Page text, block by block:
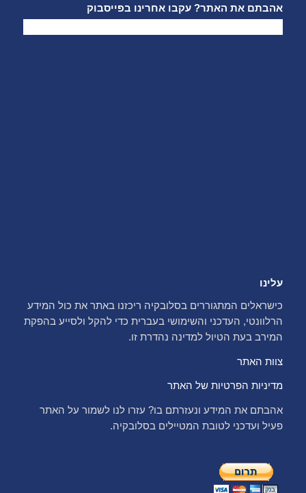
אהבתם את האתר? עקבו אחרינו בפייסבוק
עלינו
כישראלים המתגוררים בסלובקיה ריכזנו באתר את כול המידע
הרלוונטי, העדכני והשימושי בעברית כדי להקל ולסייע בהפקת
המירב בעת הטיול למדינה נהדרת זו.
צוות האתר
מדיניות הפרטיות של האתר
אהבתם את המידע ונעזרתם בו? עזרו לנו לשמור על האתר
פעיל ועדכני לטובת המטיילים בסלובקיה.